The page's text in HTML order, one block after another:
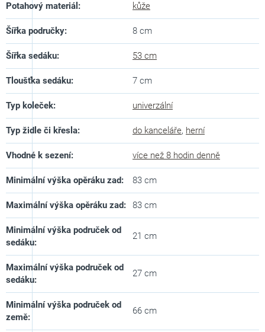
Potahový materiál : kůže
Šířka područky: 8 cm
Šířka sedáku: 53 cm
Tloušťka sedáku: 7 cm
Typ koleček: univerzální
Typ židle či křesla: do kanceláře, herní
Vhodné k sezení: více než 8 hodin denně
Minimální výška opěráku zad: 83 cm
Maximální výška opěráku zad: 83 cm
Minimální výška područek od
sedáku:
21 cm
Maximální výška područek od
sedáku:
27 cm
Minimální výška područek od
země:
66 cm